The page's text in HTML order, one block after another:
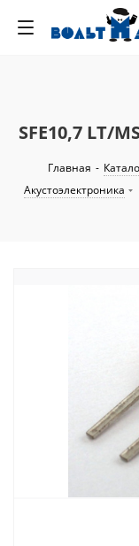
SFE10,7 LT/
Главная -
Акустоэлектроника